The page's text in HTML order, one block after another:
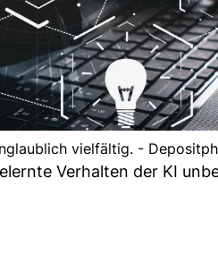
vielfältig. -
Verhalten der KI